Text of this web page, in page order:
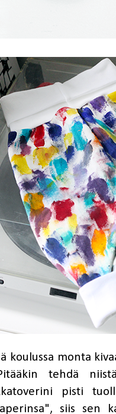
koulussa monta
tehdä
pisti
siis sen